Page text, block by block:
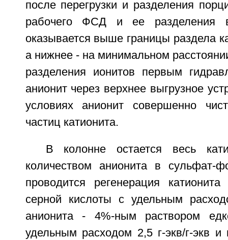
после перегрузки и разделения
рабочего ФСД и ее разделения
оказывается выше границы раздела
а нижнее - на минимальном
разделения ионитов первым
анионит через верхнее выгрузное
условиях анионит совершенно
частиц катионита.
В колонне остается весь
количеством анионита в сульфат-
проводится регенерация
серной кислоты с удельным
анионита - 4%-ным раствором
удельным расходом 2,5 г-экв/г-экв